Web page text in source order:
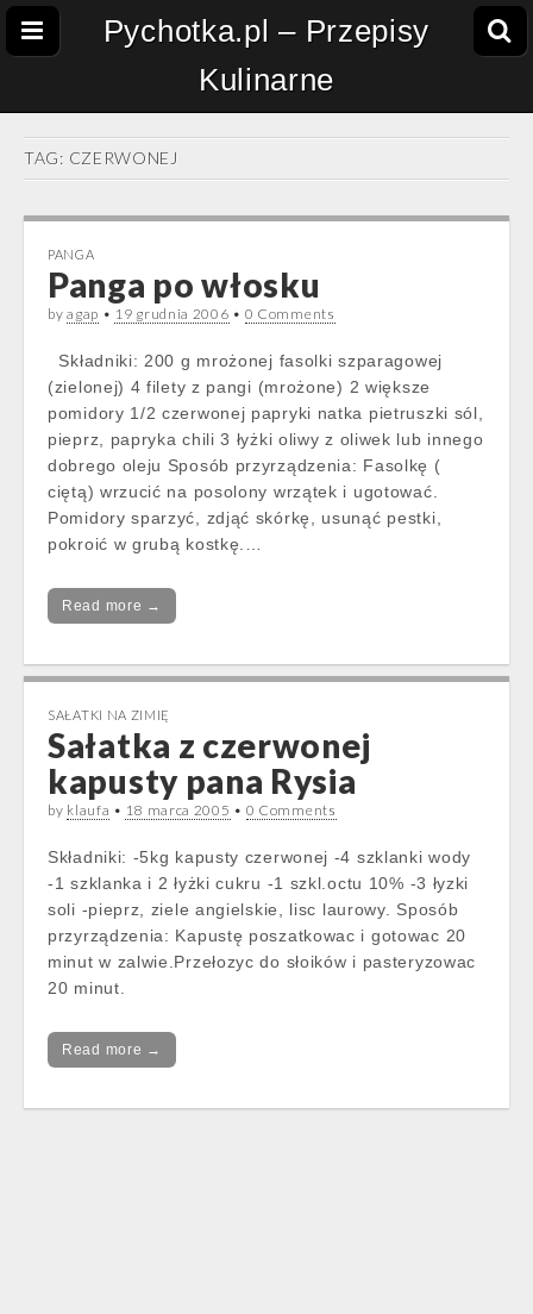
Pychotka.pl – Przepisy
Kulinarne
TAG: CZERWONEJ
PANGA
Panga po włosku
byagap • 19 grudnia 2006 • 0 Comments
Składniki: 200 g mrożonej fasolki szparagowej
(zielonej) 4 filety z pangi (mrożone) 2 większe
pomidory 1/2 czerwonej papryki natka pietruszki sól,
pieprz, papryka chili 3 łyżki oliwy z oliwek lub innego
dobrego oleju Sposób przyrządzenia: Fasolkę (
ciętą) wrzucić na posolony wrzątek i ugotować.
Pomidory sparzyć, zdjąć skórkę, usunąć pestki,
pokroić w grubą kostkę.…
Read more →
SAŁATKI NA ZIMIĘ
Sałatka z czerwonej
kapusty pana Rysia
by klaufa • 18 marca 2005 • 0 Comments
Składniki: -5kg kapusty czerwonej -4 szklanki wody
-1 szklanka i 2 łyżki cukru -1 szkl.octu 10% -3 łyzki
soli -pieprz, ziele angielskie, lisc laurowy. Sposób
przyrządzenia: Kapustę poszatkowac i gotowac 20
minut w zalwie.Przełozyc do słoików i pasteryzowac
20 minut.
Read more →